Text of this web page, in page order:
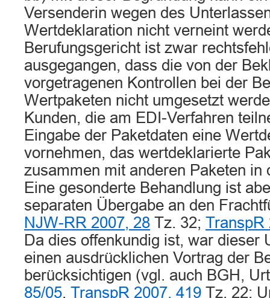
Versenderin wegen des
Wertdeklaration nicht verneint
Berufungsgericht ist zwar
ausgegangen, dass die von der
vorgetragenen Kontrollen bei der
Wertpaketen nicht umgesetzt
Kunden, die am EDI-Verfahren
Eingabe der Paketdaten eine
vornehmen, das wertdeklarierte
zusammen mit anderen Paketen in
Eine gesonderte Behandlung ist
separaten Übergabe an den
NJW-RR 2007, 28 Tz. 32; TranspR
Da dies offenkundig ist, war dieser
einen ausdrücklichen Vortrag der
berücksichtigen (vgl. auch BGH,
85/05, TranspR 2007, 419 Tz. 22;